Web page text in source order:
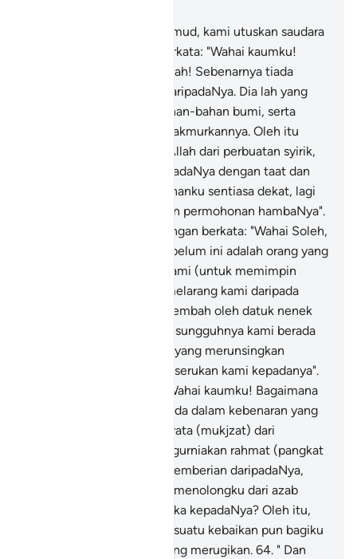
Dan kepada kaum Thamud, kami utuskan saudara
mereka: Nabi Soleh. Ia berkata: "Wahai kaumku!
Sembahlah kamu akan Allah! Sebenarnya tiada
Tuhan bagi kamu selain daripadaNya. Dia lah yang
menjadikan kamu dari bahan-bahan bumi, serta
menghendaki kamu memakmurkannya. Oleh itu
mintalah ampun kepada Allah dari perbuatan syirik,
kemudian kembalilah kepadaNya dengan taat dan
tauhid. Sesungguhnya Tuhanku sentiasa dekat, lagi
sentiasa memperkenankan permohonan hambaNya".
Mereka menjawab dengan berkata: "Wahai Soleh,
sesungguhnya engkau sebelum ini adalah orang yang
diharap dalam kalangan kami (untuk memimpin
kami); patutkah engkau melarang kami daripada
menyembah apa yang disembah oleh datuk nenek
kami? Dan (ketahuilah) sesungguhnya kami berada
dalam keadaan ragu-ragu yang merunsingkan
tentang apa yang engkau serukan kami kepadanya".
Nabi Soleh berkata: "Wahai kaumku! Bagaimana
fikiran kamu, jika aku berada dalam kebenaran yang
berdasarkan bukti yang nyata (mukjzat) dari
Tuhanku, dan Ia pula mengurniakan rahmat (pangkat
Nabi) kepadaku sebagai pemberian daripadaNya,
maka siapakah yang akan menolongku dari azab
Allah kalau aku menderhaka kepadaNya? Oleh itu,
kamu tidak menambah sesuatu kebaikan pun bagiku
selain daripada perkara yang merugikan. 64. " Dan